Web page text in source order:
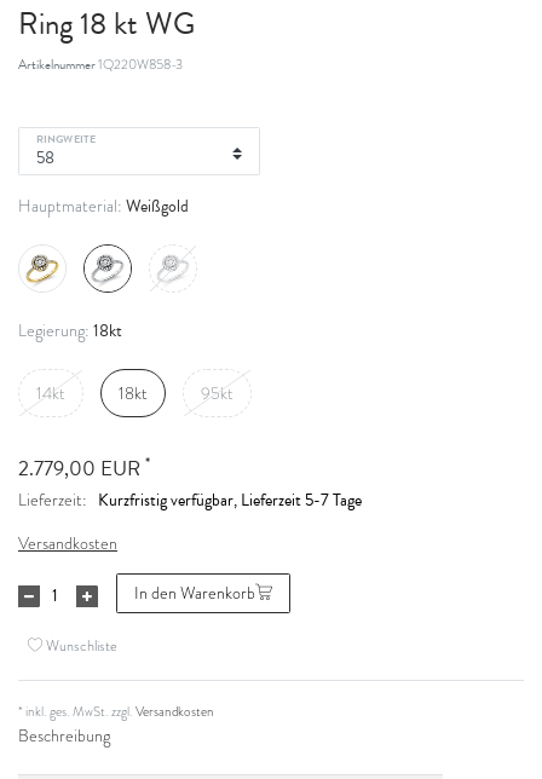
Ring 18 kt WG
Artikelnummer1Q220W858-3
RINGWEITE
Hauptmaterial: Weißgold
Legierung: 18kt
14kt 18kt 95kt
2.779,00 EUR *
Lieferzeit: Kurzfristig verfügbar, Lieferzeit 5-7 Tage
Versandkosten
In den Warenkorb
Wunschliste
* inkl. ges. MwSt. zzgl.Versandkosten
Beschreibung